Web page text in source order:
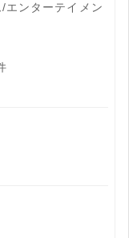
エンターテイメン